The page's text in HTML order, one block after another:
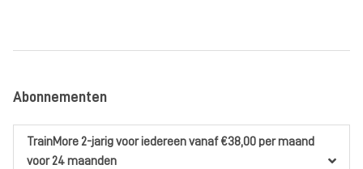
Abonnementen
TrainMore 2-jarigvoor iedereenvanaf €38,00per maand
voor 24 maanden